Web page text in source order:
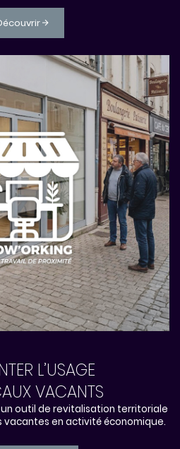
L’USAGE
VACANTS
outil de revitalisation territoriale
en activité économique.